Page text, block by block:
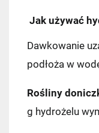
Jak używać
Dawkowanie
podłoża w
Rośliny
g hydrożelu